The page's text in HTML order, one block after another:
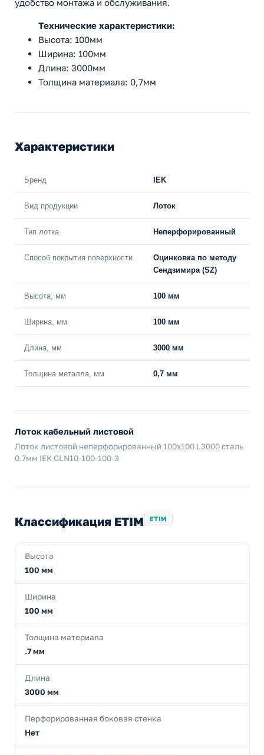
удобство монтажа и обслуживания.
Технические характеристики:
Высота: 100мм
Ширина: 100мм
Длина: 3000мм
Толщина материала: 0,7мм
Характеристики
Бренд IEK
Вид продукции Лоток
Тип лотка Неперфорированный
Способ покрытия поверхности
Оцинковка по методу
Сендзимира (SZ)
Высота, мм 100 мм
Ширина, мм 100 мм
Длина, мм 3000 мм
Толщина металла, мм 0,7 мм
Лоток кабельный листовой
Лоток листовой неперфорированный 100х100 L3000 сталь
0.7мм IEK CLN10-100-100-3
Классификация ETIM ETIM
Высота
100 мм
Ширина
100 мм
Толщина материала
.7 мм
Длина
3000 мм
Перфорированная боковая стенка
Нет